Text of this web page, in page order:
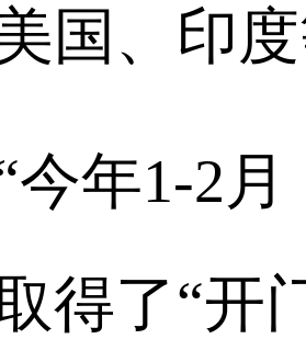
国、印
1-2月
得了“开